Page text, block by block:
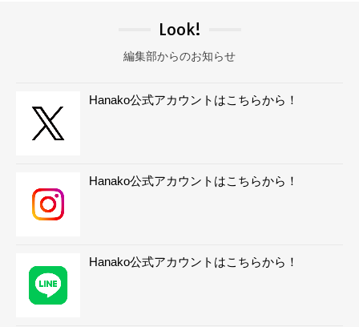
Look!
編集部からのお知らせ
Hanako公式アカウントはこちらから！
Hanako公式アカウントはこちらから！
Hanako公式アカウントはこちらから！